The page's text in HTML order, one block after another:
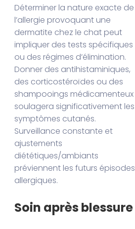
Déterminer la nature exacte de
l’allergie provoquant une
dermatite chez le chat peut
impliquer des tests spécifiques
ou des régimes d’élimination.
Donner des antihistaminiques,
des corticostéroïdes ou des
shampooings médicamenteux
soulagera significativement les
symptômes cutanés.
Surveillance constante et
ajustements
diététiques/ambiants
préviennent les futurs épisodes
allergiques.
Soin après blessure